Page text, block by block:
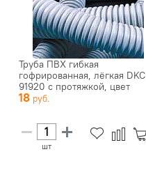
Труба ПВХ гибкая
гофрированная, лёгкая DKC
91920 с протяжкой, цвет
серый, д...
18
шт